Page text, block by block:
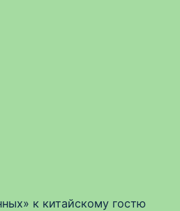
к китайскому гостю